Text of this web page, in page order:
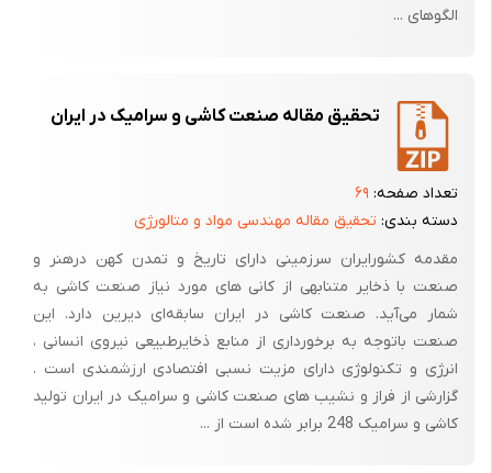
الگوهای ...
تحقیق مقاله صنعت کاشی و سرامیک در ایران
تعداد صفحه: ۶۹
دسته بندی: تحقیق مقاله مهندسی مواد و متالورژی
مقدمه کشورایران سرزمینی دارای تاریخ و تمدن کهن درهنر و
صنعت با ذخایر متنابهی از کانی‌ های مورد نیاز صنعت کاشی به
شمار می‌آید. صنعت کاشی در ایران سابقه‌ای دیرین دارد. این
صنعت باتوجه به برخورداری از منابع ذخایرطبیعی نیروی انسانی ،
انرژی و تکنولوژی دارای مزیت نسبی افتصادی ارزشمندی است .
گزارشی از فراز و نشیب های صنعت کاشی و سرامیک در ایران تولید
کاشی و سرامیک 248 برابر شده است از ...